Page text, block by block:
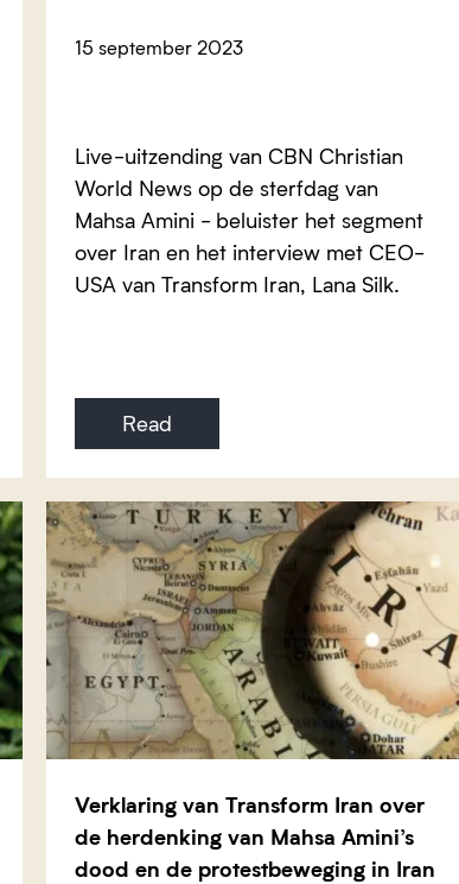
15 september 2023
Live-uitzending van CBN Christian
World News op de sterfdag van
Mahsa Amini - beluister het segment
over Iran en het interview met CEO-
USA van Transform Iran, Lana Silk.
Read
Verklaring van Transform Iran over
de herdenking van Mahsa Amini’s
dood en de protestbeweging in Iran